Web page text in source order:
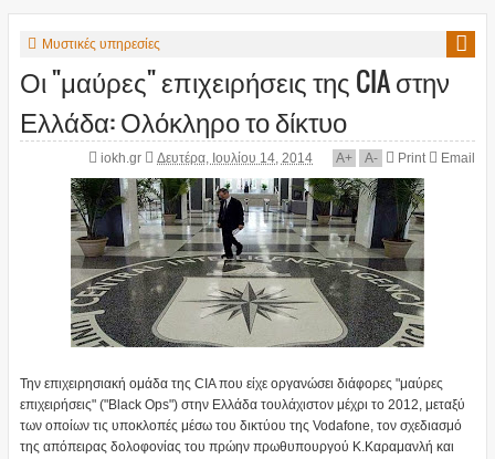
Μυστικές υπηρεσίες
Οι "μαύρες" επιχειρήσεις της CIA στην
Ελλάδα: Ολόκληρο το δίκτυο
iokh.gr Δευτέρα, Ιουλίου 14, 2014 A+ A- Print Email
Την επιχειρησιακή ομάδα της CIA που είχε οργανώσει διάφορες "μαύρες
επιχειρήσεις" ("Black Ops") στην Ελλάδα τουλάχιστον μέχρι το 2012, μεταξύ
των οποίων τις υποκλοπές μέσω του δικτύου της Vodafone, τον σχεδιασμό
της απόπειρας δολοφονίας του πρώην πρωθυπουργού Κ.Καραμανλή και